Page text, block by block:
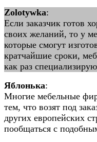
Zolotywka:
Если заказчик готов
своих желаний, то у
которые смогут
кратчайшие сроки,
как раз
Яблонька:
Многие мебельные
тем, что возят под
других европейских
пообщаться с